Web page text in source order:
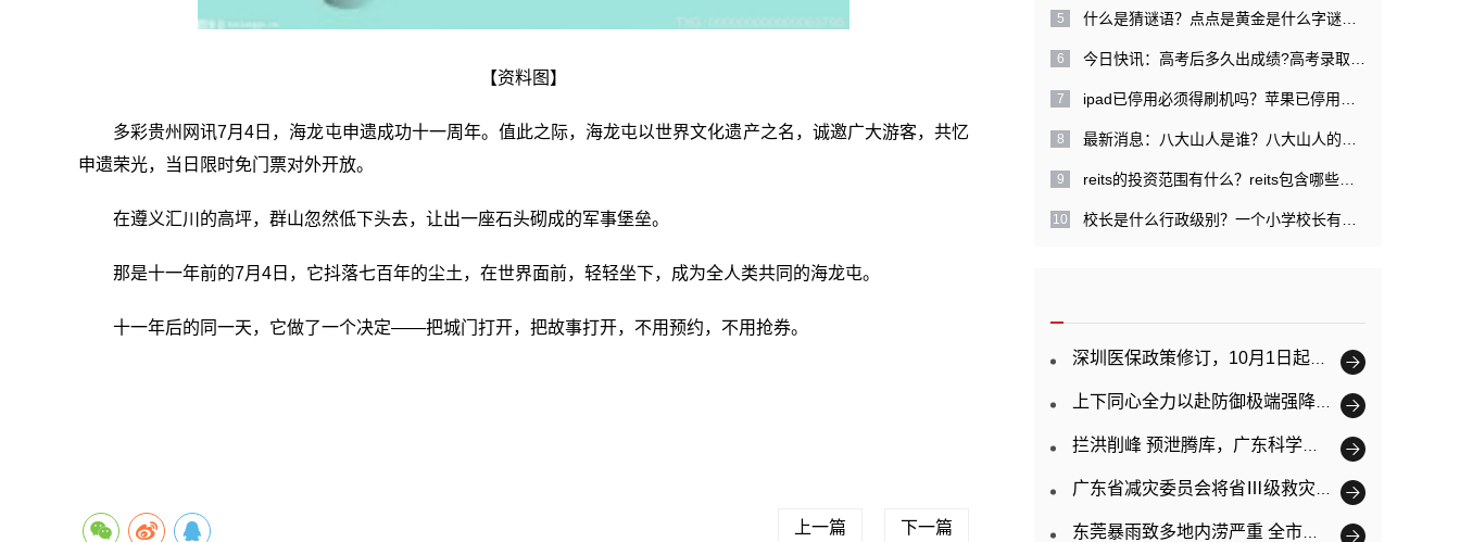
【资料图】
多彩贵州网讯7月4日，海龙屯申遗成功十一周年。值此之际，海龙屯以世界文化遗产之名，诚邀广大游客，共忆
申遗荣光，当日限时免门票对外开放。
在遵义汇川的高坪，群山忽然低下头去，让出一座石头砌成的军事堡垒。
那是十一年前的7月4日，它抖落七百年的尘土，在世界面前，轻轻坐下，成为全人类共同的海龙屯。
十一年后的同一天，它做了一个决定——把城门打开，把故事打开，不用预约，不用抢券。
上一篇 下一篇
深圳医保政策修订，10月1日起正式实施
上下同心全力以赴防御极端强降雨 广东已提前转移超11万人
拦洪削峰 预泄腾库，广东科学调度防御韩江洪水
广东省减灾委员会将省Ⅲ级救灾应急响应提升为Ⅱ级
东莞暴雨致多地内涝严重 全市已转移3563人